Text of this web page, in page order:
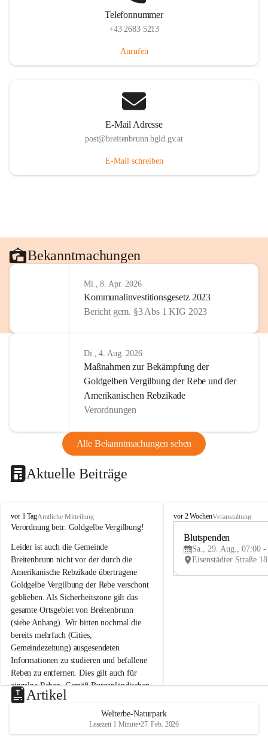
Telefonnummer
+43 2683 5213
Anrufen
E-Mail Adresse
post@breitenbrunn.bgld.gv.at
E-Mail schreiben
Bekanntmachungen
Mi., 8. Apr. 2026
Kommunalinvestitionsgesetz 2023
Bericht gem. §3 Abs 1 KIG 2023
Di., 4. Aug. 2026
Maßnahmen zur Bekämpfung der
Goldgelben Vergilbung der Rebe und der
Amerikanischen Rebzikade
Verordnungen
Alle Bekanntmachungen sehen
Aktuelle Beiträge
B
r
i
t
e
n
b
r
u
n
n
a
m
N
e
u
s
d
vor 1 TagAmtliche Mitteilung
Verordnung betr. Goldgelbe Vergilbung!
Leider ist auch die Gemeinde
Breitenbrunn nicht vor der durch die
Amerikanische Rebzikade übertragene
Goldgelbe Vergilbung der Rebe verschont
geblieben. Als Sicherheitszone gilt das
gesamte Ortsgebiet von Breitenbrunn
(siehe Anhang). Wir bitten nochmal die
bereits mehrfach (Cities,
Gemeindezeitung) ausgesendeten
Informationen zu studieren und befallene
Reben zu entfernen. Dies gilt auch für
einzelne Reben. Gemäß Burgenländischen
Weinbaugesetz sind nicht gepflegte oder
unzulässige Weingärten zu roden! Bitte
helfen wir zusammen um unsere Winzer
vor den prognostizierten Ernteausfällen
B
e
u
e
d
vor 2 WochenVeranstaltung
Blutspenden
Sa., 29. Aug., 07:00 -
Artikel
Welterbe-Naturpark
Lesezeit 1 Minute•27. Feb. 2026